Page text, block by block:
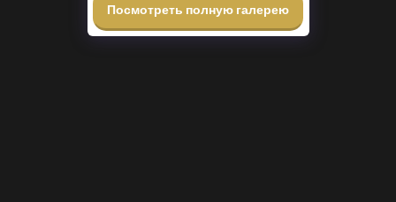
Посмотреть полную галерею